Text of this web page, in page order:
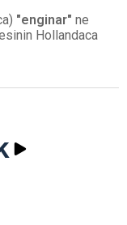
"enginar" ne
Hollandaca